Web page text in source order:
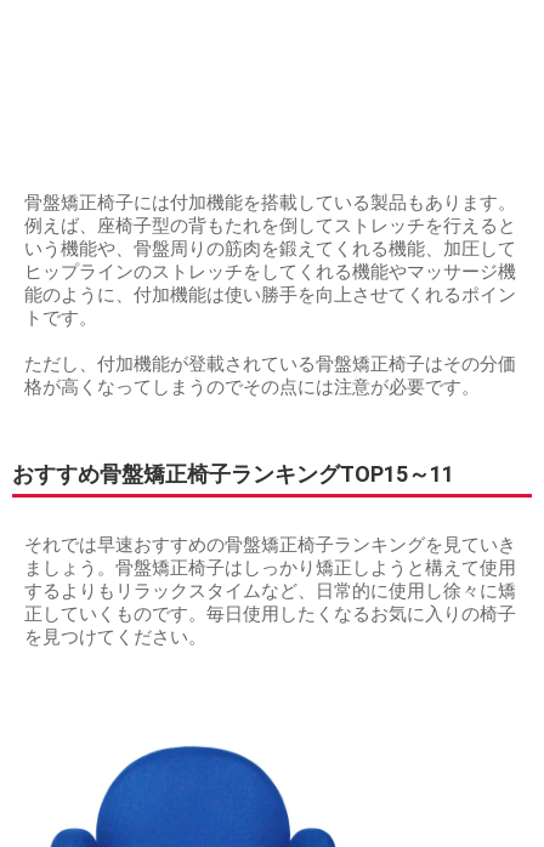
骨盤矯正椅子には付加機能を搭載している製品もあります。
例えば、座椅子型の背もたれを倒してストレッチを行えると
いう機能や、骨盤周りの筋肉を鍛えてくれる機能、加圧して
ヒップラインのストレッチをしてくれる機能やマッサージ機
能のように、付加機能は使い勝手を向上させてくれるポイン
トです。
ただし、付加機能が登載されている骨盤矯正椅子はその分価
格が高くなってしまうのでその点には注意が必要です。
おすすめ骨盤矯正椅子ランキングTOP15～11
それでは早速おすすめの骨盤矯正椅子ランキングを見ていき
ましょう。骨盤矯正椅子はしっかり矯正しようと構えて使用
するよりもリラックスタイムなど、日常的に使用し徐々に矯
正していくものです。毎日使用したくなるお気に入りの椅子
を見つけてください。